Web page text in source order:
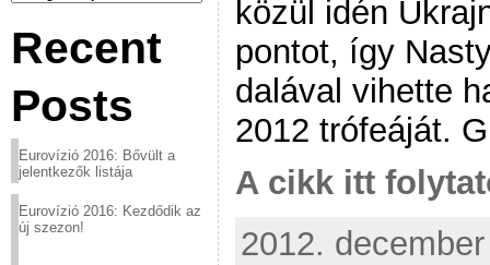
Recent
Posts
Eurovízió 2016: Bővült a
jelentkezők listája
Eurovízió 2016: Kezdődik az
új szezon!
közül idén
pontot, így
dalával vihette
2012 trófeáját.
A cikk itt
2012.